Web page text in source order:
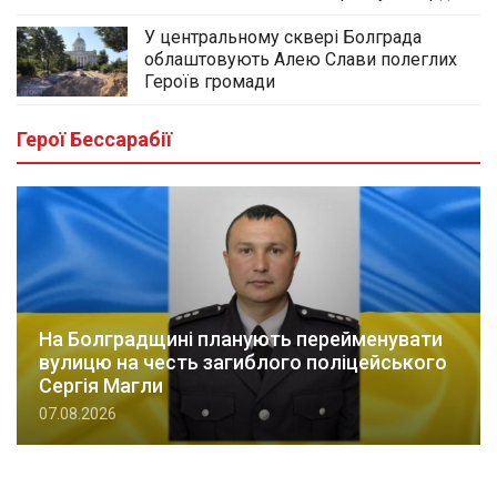
У центральному сквері Болграда
облаштовують Алею Слави полеглих
Героїв громади
Герої Бессарабії
На Болградщині планують перейменувати
вулицю на честь загиблого поліцейського
Сергія Магли
07.08.2026